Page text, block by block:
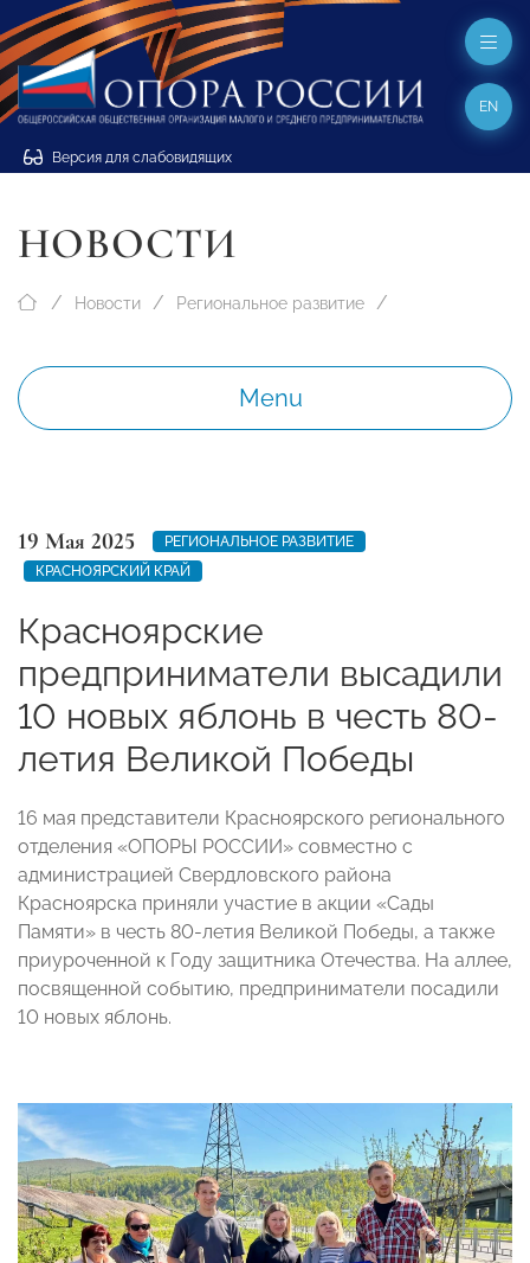
Версия для слабовидящих
EN
НОВОСТИ
Новости Региональное развитие
Menu
19 Мая 2025
РЕГИОНАЛЬНОЕ РАЗВИТИЕ
КРАСНОЯРСКИЙ КРАЙ
Красноярские
предприниматели высадили
10 новых яблонь в честь 80-
летия Великой Победы
16 мая представители Красноярского регионального
отделения «ОПОРЫ РОССИИ» совместно с
администрацией Свердловского района
Красноярска приняли участие в акции «Сады
Памяти» в честь 80-летия Великой Победы, а также
приуроченной к Году защитника Отечества. На аллее,
посвященной событию, предприниматели посадили
10 новых яблонь.